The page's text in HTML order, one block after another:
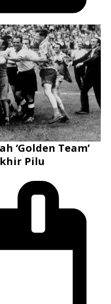
‘Golden Team’
Pilu